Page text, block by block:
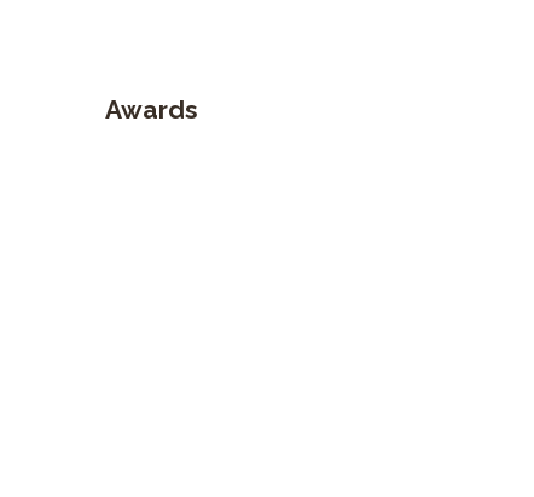
Awards